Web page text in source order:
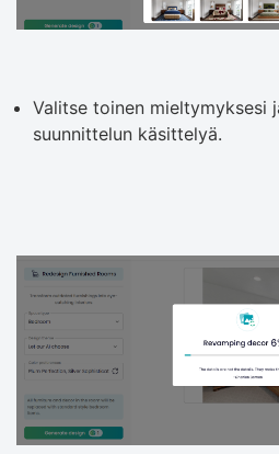
Valitse toinen mieltymyksesi
suunnittelun käsittelyä.